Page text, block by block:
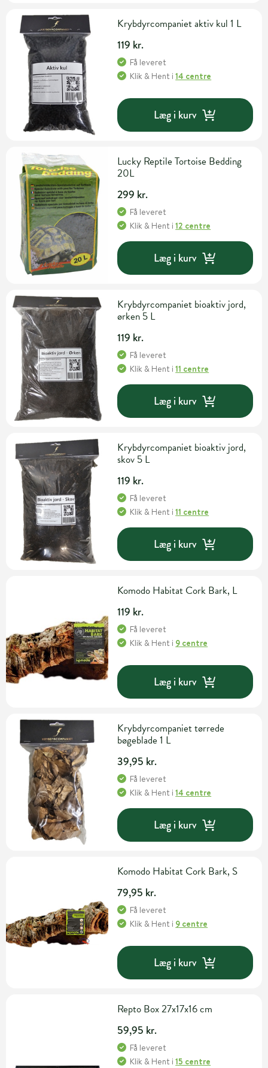
Krybdyrcompaniet aktiv kul 1 L
119 kr.
Få leveret
Klik & Hent i14 centre
Læg i kurv
Lucky Reptile Tortoise Bedding
20L
299 kr.
Få leveret
Klik & Hent i12 centre
Læg i kurv
Krybdyrcompaniet bioaktiv jord,
ørken 5 L
119 kr.
Få leveret
Klik & Hent i11 centre
Læg i kurv
Krybdyrcompaniet bioaktiv jord,
skov 5 L
119 kr.
Få leveret
Klik & Hent i11 centre
Læg i kurv
Komodo Habitat Cork Bark, L
119 kr.
Få leveret
Klik & Hent i 9 centre
Læg i kurv
Krybdyrcompaniet tørrede
bøgeblade 1 L
39,95 kr.
Få leveret
Klik & Hent i14 centre
Læg i kurv
Komodo Habitat Cork Bark, S
79,95 kr.
Få leveret
Klik & Hent i 9 centre
Læg i kurv
Repto Box 27x17x16 cm
59,95 kr.
Få leveret
Klik & Hent i15 centre